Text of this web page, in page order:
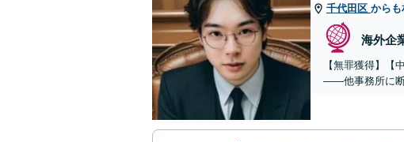
千代田区 からも
海外企
【無罪獲得】【
——他事務所に断